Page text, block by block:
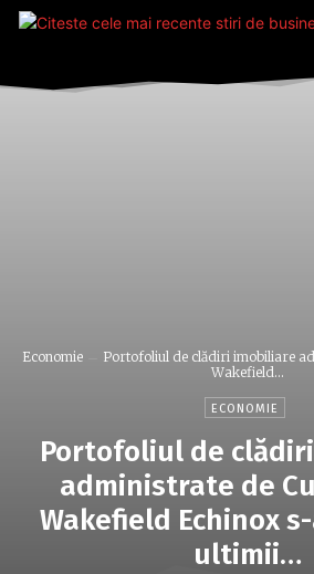
Economie
Portofoliul de clădiri imobiliare
Wakefield...
ECONOMIE
Portofoliul de
administrate de
Wakefield Echinox
ultimii…